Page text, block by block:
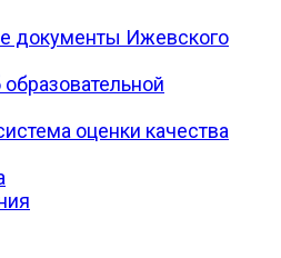
документы Ижевского
оценки качества